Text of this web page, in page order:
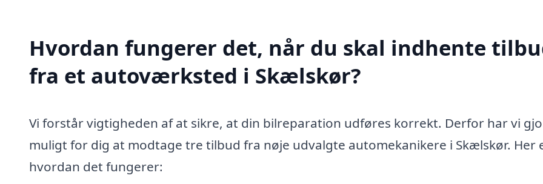
Hvordan fungerer det, når du skal indhente
fra et autoværksted i Skælskør?
Vi forstår vigtigheden af at sikre, at din bilreparation udføres korrekt. Derfor har vi
muligt for dig at modtage tre tilbud fra nøje udvalgte automekanikere i Skælskør. Her
hvordan det fungerer: